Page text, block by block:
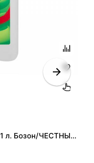
Кожный антисептик "Бартол" 1 л. Бозон/ЧЕСТНЫЙ ЗНАК